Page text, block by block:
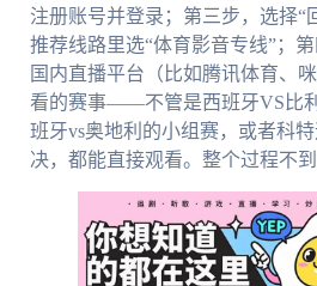
注册账号并登录；第三步，选择“
推荐线路里选“体育影音专线”；
国内直播平台（比如腾讯体育、
看的赛事——不管是西班牙VS比
班牙vs奥地利的小组赛，或者科
决，都能直接观看。整个过程不到